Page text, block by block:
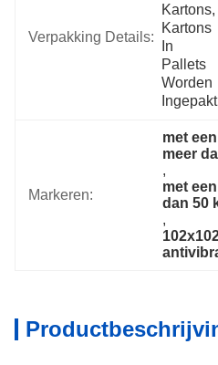
Verpakking Details:
Kartons,
Kartons
In
Pallets
Worden
Ingepakt
Markeren:
met
meer
,
met
dan 50
,